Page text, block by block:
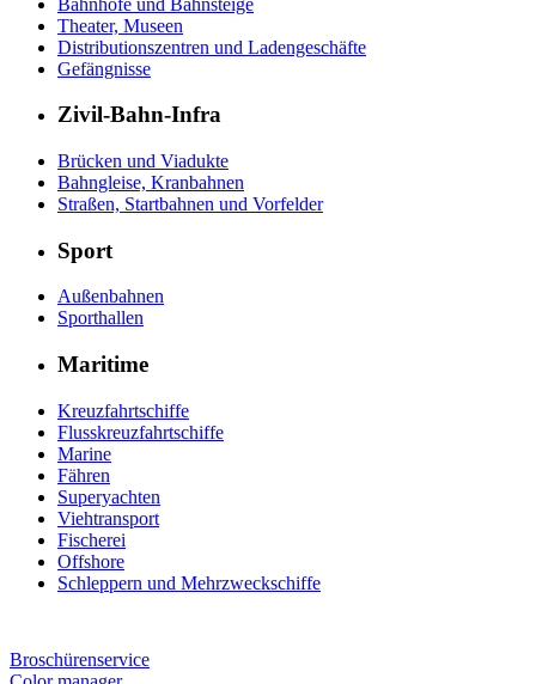
Theater, Museen
Distributionszentren und Ladengeschäfte
Gefängnisse
Zivil-Bahn-Infra
Brücken und Viadukte
Bahngleise, Kranbahnen
Straßen, Startbahnen und Vorfelder
Sport
Außenbahnen
Sporthallen
Maritime
Kreuzfahrtschiffe
Flusskreuzfahrtschiffe
Marine
Fähren
Superyachten
Viehtransport
Fischerei
Offshore
Schleppern und Mehrzweckschiffe
Broschürenservice